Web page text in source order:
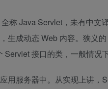
称 Java Servlet，未有中文
生成动态 Web 内容。狭义
接口的类，一般情况
用服务器中。从实现上讲